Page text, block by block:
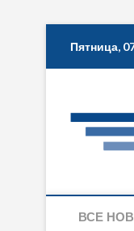
Пятница,
ВСЕ